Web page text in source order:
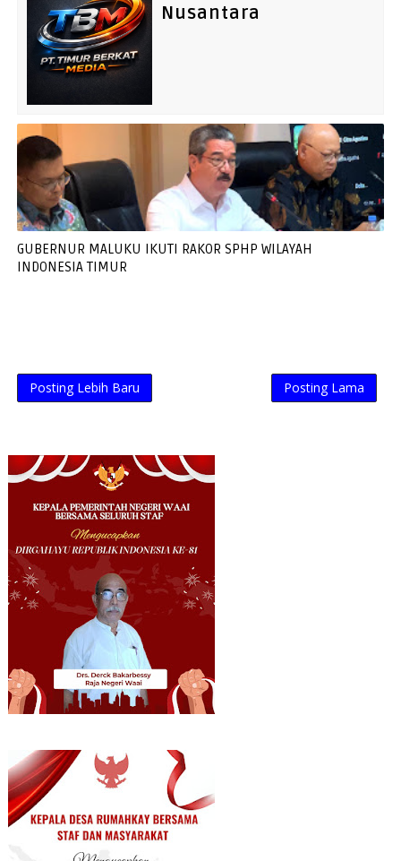
Nusantara
GUBERNUR MALUKU IKUTI RAKOR SPHP WILAYAH
INDONESIA TIMUR
Posting Lebih Baru Posting Lama